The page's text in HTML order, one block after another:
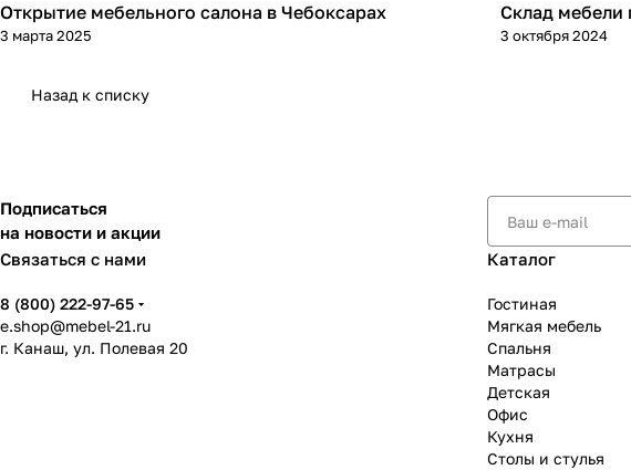
Открытие мебельного салона в Чебоксарах
3 марта 2025
Склад мебели
3 октября 2024
Назад к списку
Подписаться
на новости и акции
Связаться с нами
8 (800) 222-97-65
e.shop@mebel-21.ru
г. Канаш, ул. Полевая 20
Каталог
Гостиная
Мягкая мебель
Спальня
Матрасы
Детская
Офис
Кухня
Столы и стулья